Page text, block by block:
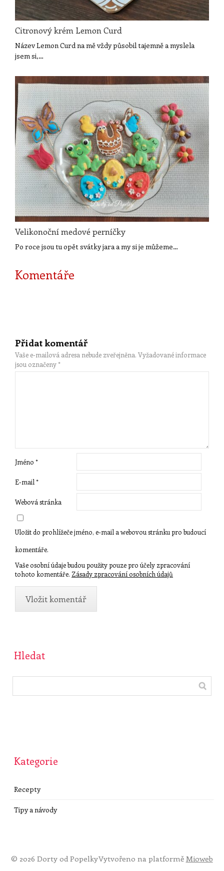
Citronový krém Lemon Curd
Název Lemon Curd na mě vždy působil tajemně a myslela
jsem si,…
Velikonoční medové perníčky
Po roce jsou tu opět svátky jara a my si je můžeme…
Komentáře
Přidat komentář
Vaše e-mailová adresa nebude zveřejněna. Vyžadované informace
jsou označeny *
Jméno *
E-mail *
Webová stránka
Uložit do prohlížeče jméno, e-mail a webovou stránku pro budoucí
komentáře.
Vaše osobní údaje budou použity pouze pro účely zpracování
tohoto komentáře. Zásady zpracování osobních údajů
Hledat
Kategorie
Recepty
Tipy a návody
© 2026 Dorty od PopelkyVytvořeno na platformě Mioweb